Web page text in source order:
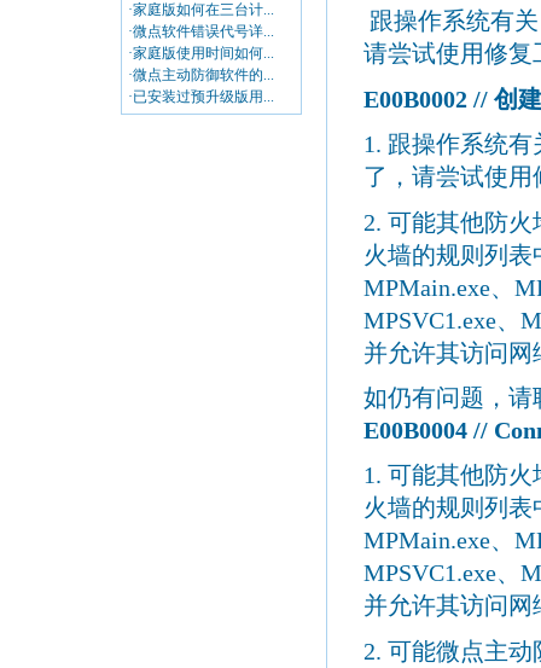
·家庭版如何在三台计...
·微点软件错误代号详...
·家庭版使用时间如何...
·微点主动防御软件的...
·已安装过预升级版用...
跟操作系统有
请尝试使用修复
E00B0002 // 创建
1. 跟操作系统有
了，请尝试使
2. 可能其他防火
火墙的规则列
MPMain.exe、
MPSVC1.exe、
并允许其访问网
如仍有问题，请
E00B0004 //
1. 可能其他防火
火墙的规则列
MPMain.exe、
MPSVC1.exe、
并允许其访问网
2. 可能微点主动